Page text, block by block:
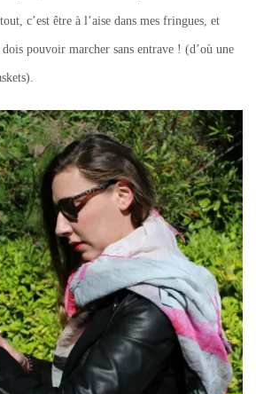
c’est être à l’aise dans mes fringues, et
pouvoir marcher sans entrave ! (d’où une